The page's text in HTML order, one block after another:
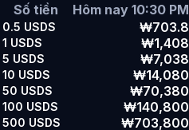
Số tiền
Hôm nay 10:30 PM
0.5 USDS ₩703.8
1 USDS ₩1,408
5 USDS ₩7,038
10 USDS ₩14,080
50 USDS ₩70,380
100 USDS ₩140,800
500 USDS ₩703,800